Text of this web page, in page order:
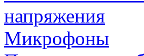
напряжения
Микрофоны